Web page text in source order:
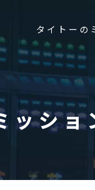
タイトーの
お問い合わせ
事業紹介
ッショ